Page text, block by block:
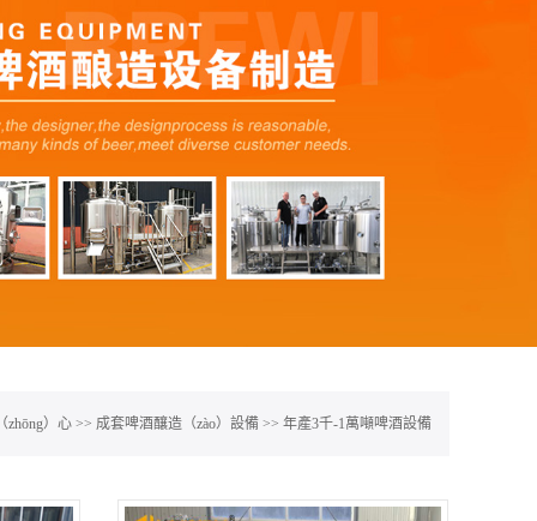
zhōng）心 >> 成套啤酒釀造（zào）設備 >> 年產3千-1萬噸啤酒設備